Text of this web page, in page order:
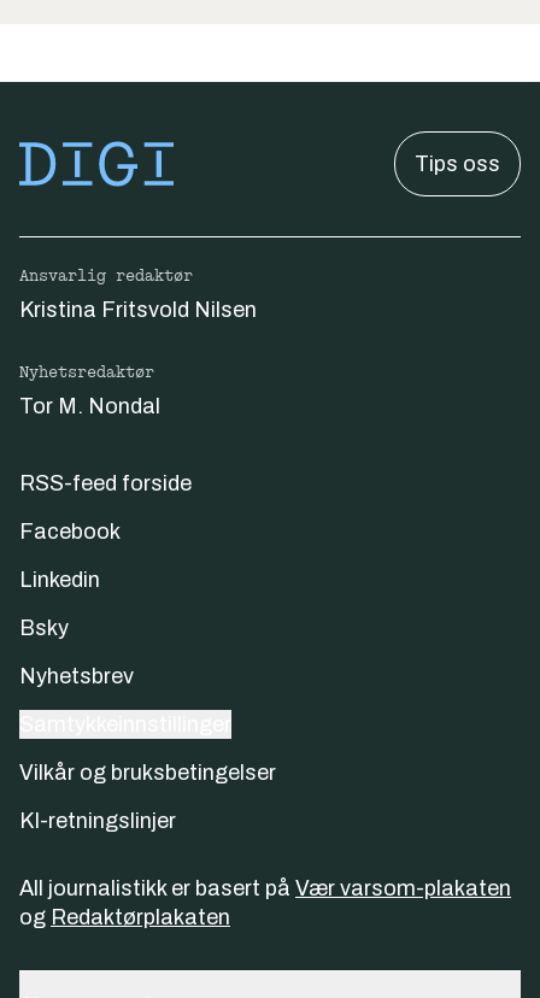
Tips oss
Ansvarlig redaktør
Kristina Fritsvold Nilsen
Nyhetsredaktør
Tor M. Nondal
RSS-feed forside
Facebook
Linkedin
Bsky
Nyhetsbrev
Vilkår og bruksbetingelser
KI-retningslinjer
All journalistikk er basert på Vær varsom-plakaten
og Redaktørplakaten